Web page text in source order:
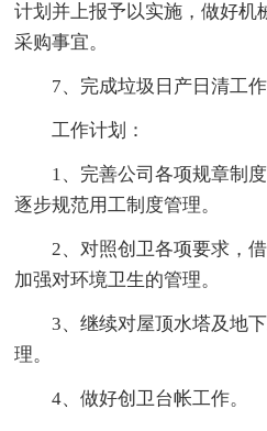
计划并上报予以实施，做好机
采购事宜。
7、完成垃圾日产日清工作
工作计划：
1、完善公司各项规章制
逐步规范用工制度管理。
2、对照创卫各项要求，
加强对环境卫生的管理。
3、继续对屋顶水塔及地
理。
4、做好创卫台帐工作。